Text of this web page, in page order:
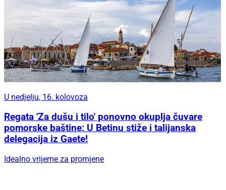
U nedjelju, 16. kolovoza
Regata 'Za dušu i tilo' ponovno okuplja čuvare
pomorske baštine: U Betinu stiže i talijanska
delegacija iz Gaete!
Idealno vrijeme za promjene